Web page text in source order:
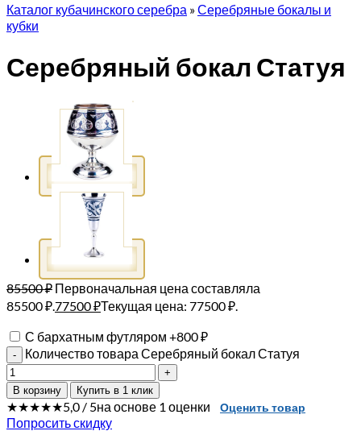
Каталог кубачинского серебра »Серебряные бокалы и
кубки
Серебряный бокал Статуя
85500₽ Первоначальная цена составляла
85500 ₽.77500₽Текущая цена: 77500 ₽.
С бархатным футляром +800₽
Количество товара Серебряный бокал Статуя
В корзину Купить в 1 клик
★★★★★5,0 / 5на основе 1 оценки Оценить товар
Попросить скидку